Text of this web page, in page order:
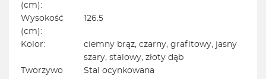
(cm):
Wysokość
(cm):
126.5
Kolor:
ciemny brąz, czarny, grafitowy, jasny
szary, stalowy, złoty dąb
Tworzywo
Stal ocynkowana